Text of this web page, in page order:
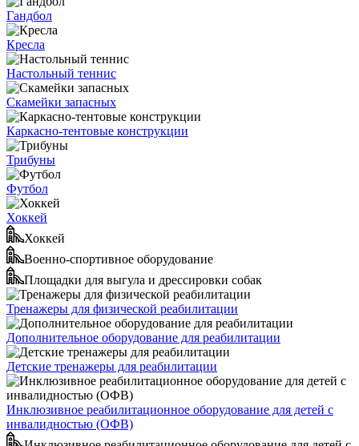
Гандбол
Кресла
Настольный теннис
Скамейки запасных
Каркасно-тентовые конструкции
Трибуны
Футбол
Хоккей
Хоккей
Военно-спортивное оборудование
Площадки для выгула и дрессировки собак
Тренажеры для физической реабилитации
Дополнительное оборудование для реабилитации
Детские тренажеры для реабилитации
Инклюзивное реабилитационное оборудование для детей с
инвалидностью (ОФВ)